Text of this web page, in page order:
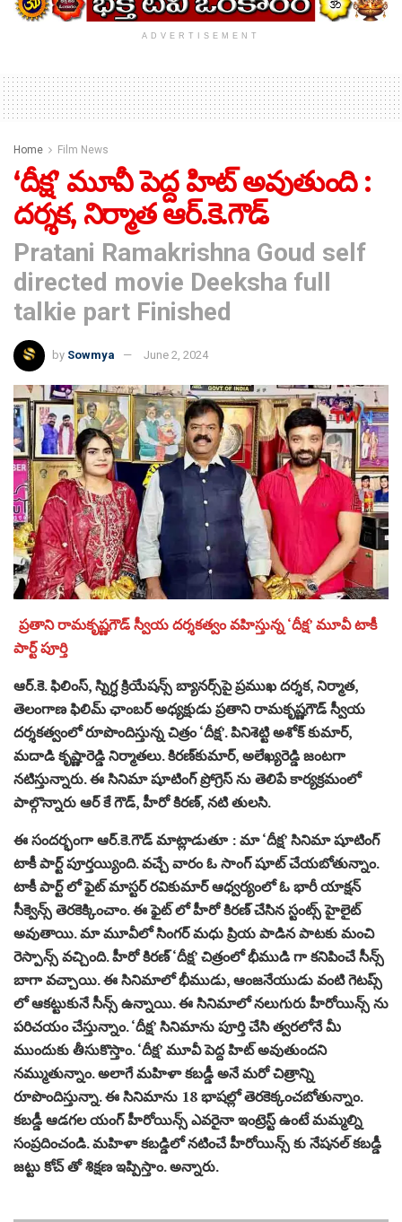
ADVERTISEMENT
Home Film News
‘దీక్ష’ మూవీ పెద్ద హిట్ అవుతుంది :
దర్శక, నిర్మాత ఆర్‌.కె.గౌడ్‌
Pratani Ramakrishna Goud self
directed movie Deeksha full
talkie part Finished
by Sowmya June 2, 2024
ప్రతాని రామకృష్ణగౌడ్‌ స్వీయ దర్శకత్వం వహిస్తున్న ‘దీక్ష’ మూవీ టాకీ
పార్ట్ పూర్తి
ఆర్‌.కె. ఫిలింస్‌, స్నిగ్ధ క్రియేషన్స్‌ బ్యానర్స్‌పై ప్రముఖ దర్శక, నిర్మాత,
తెలంగాణ ఫిలిమ్‌ ఛాంబర్‌ అధ్యక్షుడు ప్రతాని రామకృష్ణగౌడ్‌ స్వీయ
దర్శకత్వంలో రూపొందిస్తున్న చిత్రం ‘దీక్ష’. పినిశెట్టి అశోక్‌ కుమార్‌,
మదాడి కృష్ణారెడ్డి నిర్మాతలు. కిరణ్‌కుమార్‌, అలేఖ్యరెడ్డి జంటగా
నటిస్తున్నారు. ఈ సినిమా షూటింగ్ ప్రోగ్రెస్ ను తెలిపే కార్యక్రమంలో
పాల్గొన్నారు ఆర్ కే గౌడ్, హీరో కిరణ్, నటి తులసి.
ఈ సందర్భంగా ఆర్‌.కె.గౌడ్‌ మాట్లాడుతూ : మా ‘దీక్ష’ సినిమా షూటింగ్
టాకీ పార్ట్ పూర్తయ్యింది. వచ్చే వారం ఓ సాంగ్ షూట్ చేయబోతున్నాం.
టాకీ పార్ట్ లో ఫైట్ మాస్టర్ రవికుమార్ ఆధ్వర్యంలో ఓ భారీ యాక్షన్
సీక్వెన్స్ తెరకెక్కించాం. ఈ ఫైట్ లో హీరో కిరణ్ చేసిన స్టంట్స్ హైలైట్
అవుతాయి. మా మూవీలో సింగర్ మధు ప్రియ పాడిన పాటకు మంచి
రెస్పాన్స్ వచ్చింది. హీరో కిరణ్ ‘దీక్ష’ చిత్రంలో భీముడి గా కనిపించే సీన్స్
బాగా వచ్చాయి. ఈ సినిమాలో భీముడు, ఆంజనేయుడు వంటి గెటప్స్
లో ఆకట్టుకునే సీన్స్ ఉన్నాయి. ఈ సినిమాలో నలుగురు హీరోయిన్స్ ను
పరిచయం చేస్తున్నాం. ‘దీక్ష’ సినిమాను పూర్తి చేసి త్వరలోనే మీ
ముందుకు తీసుకొస్తాం. ‘దీక్ష’ మూవీ పెద్ద హిట్ అవుతుందని
నమ్ముతున్నాం. అలాగే మహిళా కబడ్డీ అనే మరో చిత్రాన్ని
రూపొందిస్తున్నా. ఈ సినిమాను 18 భాషల్లో తెరకెక్కంచబోతున్నాం.
కబడ్డీ ఆడగల యంగ్ హీరోయిన్స్ ఎవరైనా ఇంట్రెస్ట్ ఉంటే మమ్మల్ని
సంప్రదించండి. మహిళా కబడ్డిలో నటించే హీరోయిన్స్ కు నేషనల్ కబడ్డీ
జట్టు కోచ్ తో శిక్షణ ఇప్పిస్తాం. అన్నారు.